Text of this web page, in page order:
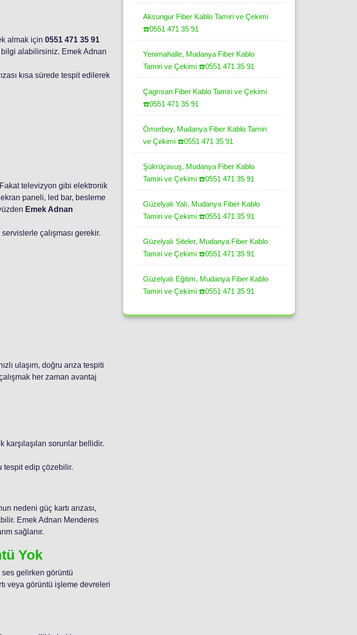
almak için 0551 471 35 91
bilgi alabilirsiniz. Emek Adnan
kısa sürede tespit edilerek
televizyon gibi elektronik
paneli, led bar, besleme
Emek Adnan
çalışması gerekir.
ulaşım, doğru arıza tespiti
her zaman avantaj
karşılaşılan sorunlar bellidir.
tespit edip çözebilir.
nedeni güç kartı arızası,
Emek Adnan Menderes
sağlanır.
Yok
ses gelirken görüntü
veya görüntü işleme devreleri
Aksungur Fiber Kablo Tamiri ve Çekimi
☎️0551 471 35 91
Yenimahalle, Mudanya Fiber Kablo
Tamiri ve Çekimi ☎️0551 471 35 91
Çagrısan Fiber Kablo Tamiri ve Çekimi
☎️0551 471 35 91
Ömerbey, Mudanya Fiber Kablo Tamiri
ve Çekimi ☎️0551 471 35 91
Şükrüçavuş, Mudanya Fiber Kablo
Tamiri ve Çekimi ☎️0551 471 35 91
Güzelyalı Yalı, Mudanya Fiber Kablo
Tamiri ve Çekimi ☎️0551 471 35 91
Güzelyalı Siteler, Mudanya Fiber Kablo
Tamiri ve Çekimi ☎️0551 471 35 91
Güzelyalı Eğitim, Mudanya Fiber Kablo
Tamiri ve Çekimi ☎️0551 471 35 91